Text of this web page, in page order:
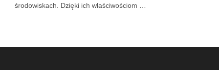
środowiskach. Dzięki ich właściwościom …